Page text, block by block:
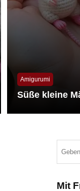
Amigurumi
Süße kleine
Mit